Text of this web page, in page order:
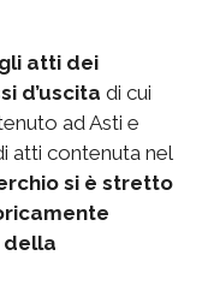
atti dei
d’uscita di cui
ad Asti e
atti contenuta nel
si è stretto
della